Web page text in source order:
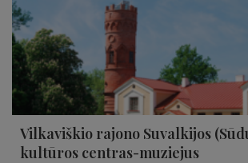
Vilkaviškio rajono Suvalkijos
kultūros centras-muziejus